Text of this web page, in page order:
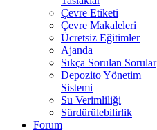
Çevre Etiketi
Çevre Makaleleri
Ücretsiz Eğitimler
Ajanda
Sıkça Sorulan Sorular
Depozito Yönetim
Sistemi
Su Verimliliği
Sürdürülebilirlik
Forum